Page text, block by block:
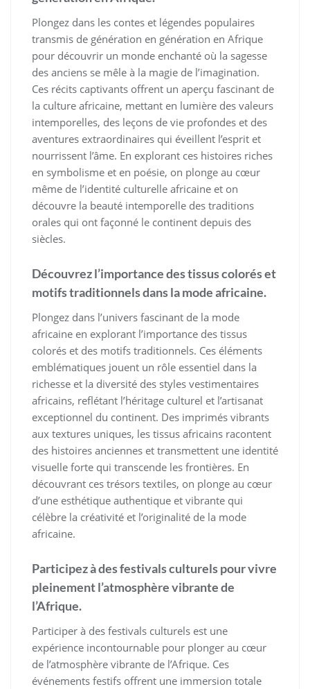
Plongez dans les contes et légendes populaires
transmis de génération en génération en Afrique
pour découvrir un monde enchanté où la sagesse
des anciens se mêle à la magie de l’imagination.
Ces récits captivants offrent un aperçu fascinant de
la culture africaine, mettant en lumière des valeurs
intemporelles, des leçons de vie profondes et des
aventures extraordinaires qui éveillent l’esprit et
nourrissent l’âme. En explorant ces histoires riches
en symbolisme et en poésie, on plonge au cœur
même de l’identité culturelle africaine et on
découvre la beauté intemporelle des traditions
orales qui ont façonné le continent depuis des
siècles.
Découvrez l’importance des tissus colorés et
motifs traditionnels dans la mode africaine.
Plongez dans l’univers fascinant de la mode
africaine en explorant l’importance des tissus
colorés et des motifs traditionnels. Ces éléments
emblématiques jouent un rôle essentiel dans la
richesse et la diversité des styles vestimentaires
africains, reflétant l’héritage culturel et l’artisanat
exceptionnel du continent. Des imprimés vibrants
aux textures uniques, les tissus africains racontent
des histoires anciennes et transmettent une identité
visuelle forte qui transcende les frontières. En
découvrant ces trésors textiles, on plonge au cœur
d’une esthétique authentique et vibrante qui
célèbre la créativité et l’originalité de la mode
africaine.
Participez à des festivals culturels pour vivre
pleinement l’atmosphère vibrante de
l’Afrique.
Participer à des festivals culturels est une
expérience incontournable pour plonger au cœur
de l’atmosphère vibrante de l’Afrique. Ces
événements festifs offrent une immersion totale